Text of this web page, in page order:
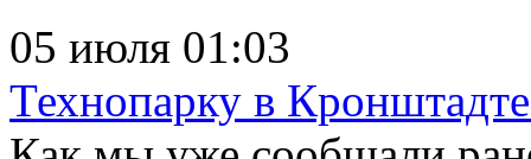
05 июля 01:03
Технопарку в